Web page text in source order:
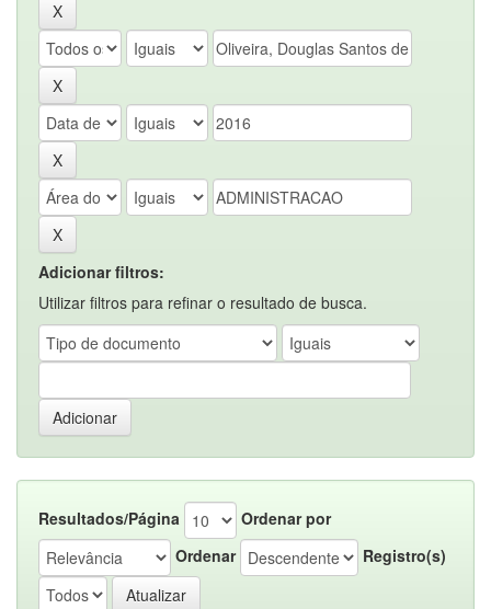
Adicionar filtros:
Utilizar filtros para refinar o resultado de busca.
Resultados/Página
Ordenar por
Ordenar
Registro(s)